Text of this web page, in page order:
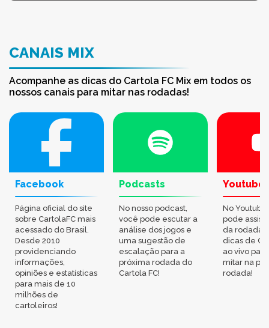
CANAIS MIX
Acompanhe as dicas do Cartola FC Mix em todos os
nossos canais para mitar nas rodadas!
Facebook
Página oficial do site
sobre CartolaFC mais
acessado do Brasil.
Desde 2010
providenciando
informações,
opiniões e estatísticas
para mais de 10
milhões de
cartoleiros!
Podcasts
No nosso podcast,
você pode escutar a
análise dos jogos e
uma sugestão de
escalação para a
próxima rodada do
Cartola FC!
Youtube
No
pode
da rodada,
dicas de
ao vivo
mitar na
rodada!